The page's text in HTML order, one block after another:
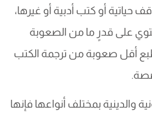
حياتية أو كتب أدبية أو غيرها،
على قدرٍ ما من الصعوبة
أقل صعوبة من ترجمة الكتب
والدينية بمختلف أنواعها فإنها